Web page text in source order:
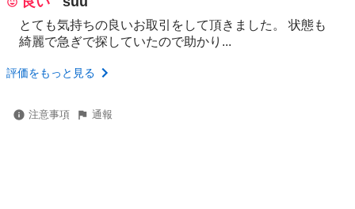
とても気持ちの良いお取引をして頂きました。 状態も
綺麗で急ぎで探していたので助かり...
評価をもっと見る
注意事項 通報